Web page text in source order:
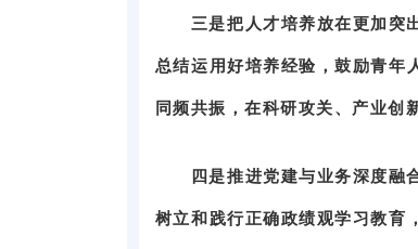
三是把人才培养放在更加突
总结运用好培养经验，鼓励青年
同频共振，在科研攻关、产业创
四是推进党建与业务深度融
树立和践行正确政绩观学习教育